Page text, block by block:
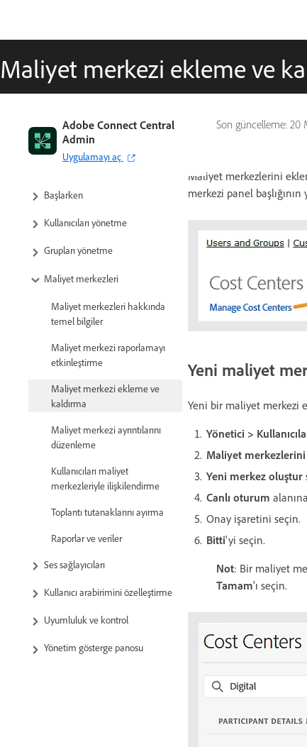
Maliyet merkezi ekleme ve
Son güncelleme: 20
Adobe Connect Central
Admin
Uygulamayı aç
Başlarken
Kullanıcıları yönetme
Grupları yönetme
Maliyet merkezleri
Maliyet merkezleri hakkında
temel bilgiler
Maliyet merkezi raporlamayı
etkinleştirme
Maliyet merkezi ekleme ve
kaldırma
Maliyet merkezi ayrıntılarını
düzenleme
Kullanıcıları maliyet
merkezleriyle ilişkilendirme
Toplantı tutanaklarını ayırma
Raporlar ve veriler
Ses sağlayıcıları
Kullanıcı arabirimini özelleştirme
Uyumluluk ve kontrol
Yönetim gösterge panosu
Maliyet merkezlerini
merkezi panel
Yeni maliyet
Yeni bir maliyet merkezi
Yönetici >
Maliyet
Yeni merkez oluştur
Canlı oturum
Onay işaretini seçin.
Bitti'yi seçin.
Not: Bir maliyet
Tamam'ı seçin.